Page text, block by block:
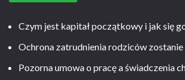
Czym jest kapitał początkowy i jak się
Ochrona zatrudnienia rodziców
Pozorna umowa o pracę a świadczenia